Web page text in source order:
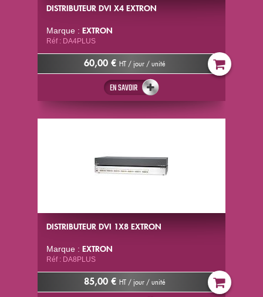
DISTRIBUTEUR DVI X4 EXTRON
Marque : EXTRON
Réf : DA4PLUS
60,00 € HT / jour / unité
EN SAVOIR
DISTRIBUTEUR DVI 1X8 EXTRON
Marque : EXTRON
Réf : DA8PLUS
85,00 € HT / jour / unité